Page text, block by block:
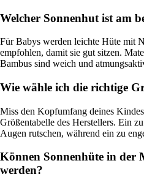
Welcher Sonnenhut ist am
Für Babys werden leichte Hüte mit
empfohlen, damit sie gut sitzen.
Bambus sind weich und
Wie wähle ich die richtige
Miss den Kopfumfang deines
Größentabelle des Herstellers. Ein
Augen rutschen, während ein zu
Können Sonnenhüte in der
werden?